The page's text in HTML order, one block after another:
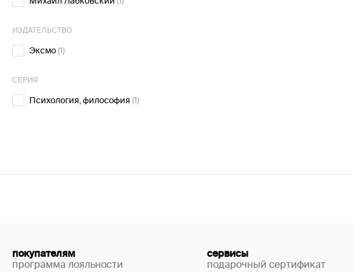
ИЗДАТЕЛЬСТВО
Эксмо(1)
СЕРИЯ
Психология, философия (1)
покупателям
программа лояльности
сервисы
подарочный сертификат